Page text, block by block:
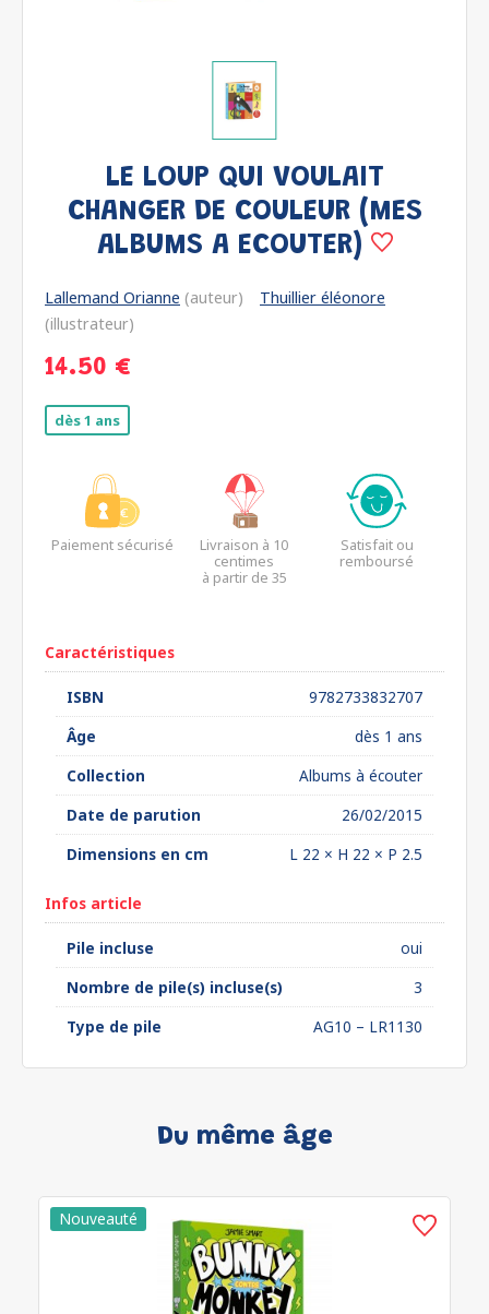
LE LOUP QUI VOULAIT
CHANGER DE COULEUR (MES
ALBUMS A ECOUTER)
Lallemand Orianne (auteur)
Thuillier éléonore
(illustrateur)
14.50 €
dès 1 ans
Paiement sécurisé
Livraison à 10
centimes
à partir de 35
Satisfait ou
remboursé
Caractéristiques
ISBN
9782733832707
Âge
dès 1 ans
Collection
Albums à écouter
Date de parution
26/02/2015
Dimensions en cm
L 22 × H 22 × P 2.5
Infos article
Pile incluse
oui
Nombre de pile(s) incluse(s)
3
Type de pile
AG10 – LR1130
Du même âge